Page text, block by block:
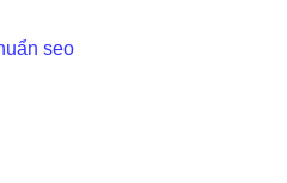
seo